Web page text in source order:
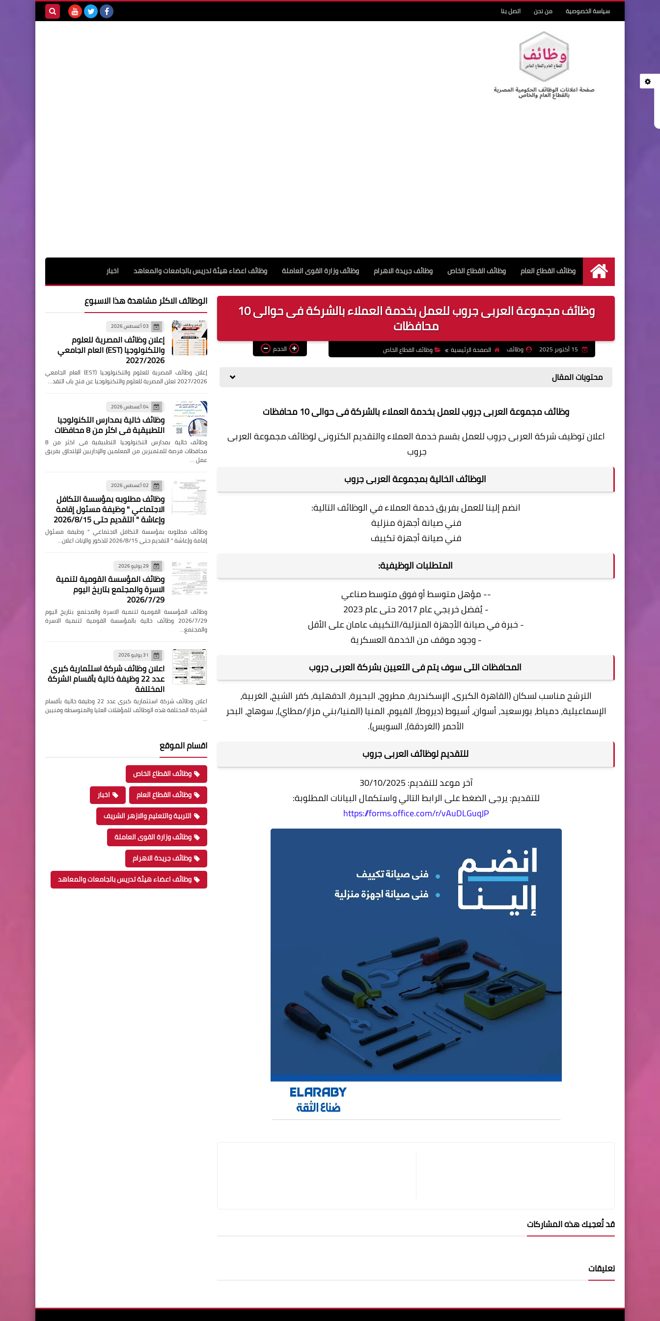
سياسة الخصوصية من نحن اتصل بنا
الرئيسية
وظائف القطاع العام وظائف القطاع الخاص وظائف جريدة الاهرام وظائف وزارة القوى العاملة وظائف اعضاء هيئة تدريس بالجامعات والمعاهد اخبار
وظائف مجموعة العربى جروب للعمل بخدمة العملاء بالشركة فى حوالى 10
محافظات
وظائف الصفحة الرئيسية وظائف القطاع الخاص الحجم
محتويات المقال
وظائف مجموعة العربى جروب للعمل بخدمة العملاء بالشركة فى حوالى 10 محافظات
اعلان توظيف شركة العربى جروب للعمل بقسم خدمة العملاء والتقديم الكترونى لوظائف مجموعة العربى
جروب
الوظائف الخالية بمجموعة العربى جروب
انضم إلينا للعمل بفريق خدمة العملاء في الوظائف التالية:
فني صيانة أجهزة منزلية
فني صيانة أجهزة تكييف
المتطلبات الوظيفية:
-- مؤهل متوسط أو فوق متوسط صناعي
- يُفضل خريجي عام 2017 حتى عام 2023
- خبرة في صيانة الأجهزة المنزلية/التكييف عامان على الأقل
- وجود موقف من الخدمة العسكرية
المحافظات التى سوف يتم فى التعيين بشركة العربى جروب
الترشح مناسب لسكان (القاهرة الكبرى، الإسكندرية، مطروح، البحيرة، الدقهلية، كفر الشيخ، الغربية،
الإسماعيلية، دمياط، بورسعيد، أسوان، أسيوط (ديروط)، الفيوم، المنيا (المنيا/بني مزار/مطاي)، سوهاج، البحر
الأحمر (الغردقة)، السويس).
للتقديم لوظائف العربى جروب
آخر موعد للتقديم: 30/10/2025
للتقديم: يرجى الضغط على الرابط التالي واستكمال البيانات المطلوبة:
https://forms.office.com/r/vAuDLGuqJP
قد تُعجبك هذه المشاركات
تعليقات
الوظائف الاكثر مشاهدة هذا الاسبوع
03 أغسطس 2026
إعلان وظائف المصرية للعلوم
والتكنولوجيا (EST) العام الجامعي
2027/2026
إعلان وظائف المصرية للعلوم والتكنولوجيا (EST) العام الجامعي
2027/2026 تعلن المصرية للعلوم والتكنولوجيا عن فتح باب التقد…
04 أغسطس 2026
وظائف خالية بمدارس التكنولوجيا
التطبيقية فى اكثر من 8 محافظات
وظائف خالية بمدارس التكنولوجيا التطبيقية فى اكثر من 8
محافظات فرصة للمتميزين من المعلمين والإداريين للإلتحاق بفريق
عمل …
02 أغسطس 2026
وظائف مطلوبه بمؤسسة التكافل
الاجتماعي " وظيفة مسئول إقامة
وإعاشة " التقديم حتى 2026/8/15
وظائف مطلوبه بمؤسسة التكافل الاجتماعي " وظيفة مسئول
إقامة وإعاشة " التقديم حتى 2026/8/15 للذكور والإناث اعلان…
29 يوليو 2026
وظائف المؤسسة القومية لتنمية
الاسرة والمجتمع بتاريخ اليوم
2026/7/29
وظائف المؤسسة القومية لتنمية الاسرة والمجتمع بتاريخ اليوم
2026/7/29 وظائف خالية بالمؤسسة القومية لتنمية الاسرة
والمجتمع…
31 يوليو 2026
اعلان وظائف شركة استثمارية كبرى
عدد 22 وظيفة خالية بأقسام الشركة
المختلفة
اعلان وظائف شركة استثمارية كبرى عدد 22 وظيفة خالية بأقسام
الشركة المختلفة هذه الوظائف للمؤهلات العليا والمتوسطة وفنيين
…
اقسام الموقع
وظائف القطاع الخاص
وظائف القطاع العام
اخبار
التربية والتعليم والازهر الشريف
وظائف وزارة القوى العاملة
وظائف جريدة الاهرام
وظائف اعضاء هيئة تدريس بالجامعات والمعاهد